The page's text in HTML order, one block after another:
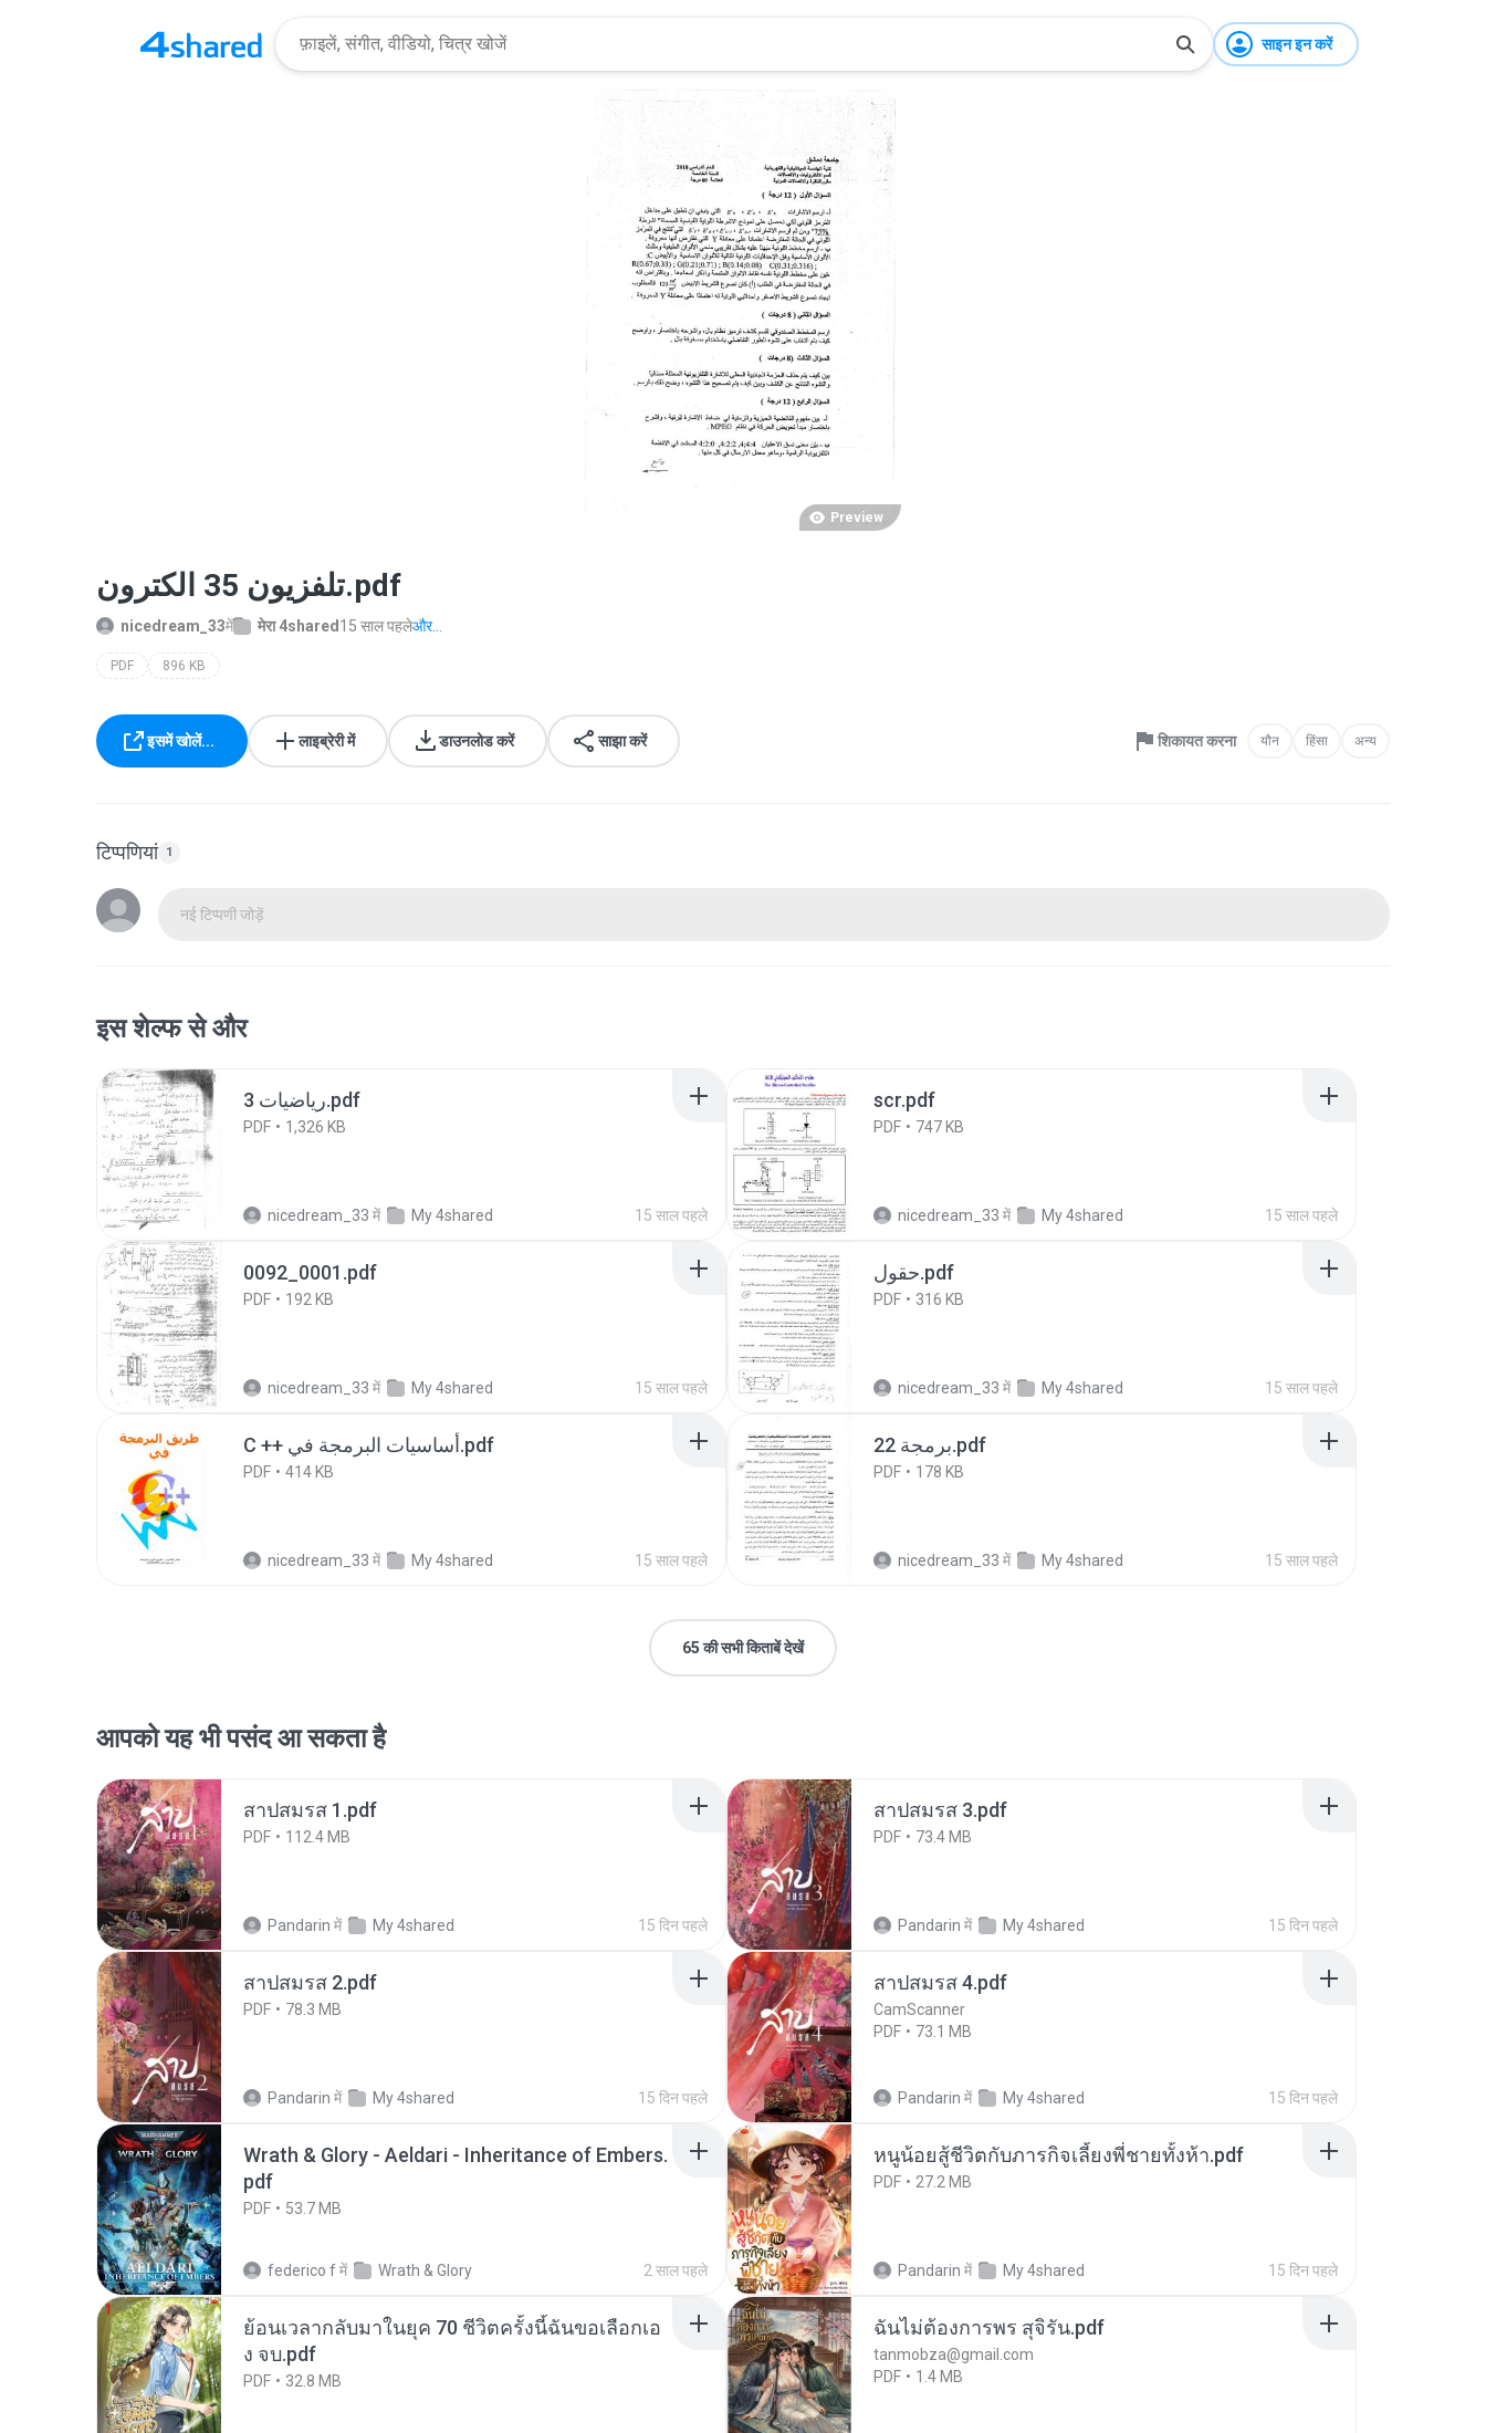
साइन इन करें
Preview
تلفزيون 35 الكترون.pdf
nicedream_33में मेरा 4shared 15 साल पहलेऔर...
PDF 896 KB
इसमें खोलें... लाइब्रेरी में डाउनलोड करें साझा करें शिकायत करना यौन हिंसा अन्य
टिप्पणियां 1
नई टिप्पणी जोड़ें
इस शेल्फ से और
رياضيات 3.pdf
PDF 1,326 KB
nicedream_33 में My 4shared 15 साल पहले
scr.pdf
PDF 747 KB
nicedream_33 में My 4shared 15 साल पहले
0092_0001.pdf
PDF 192 KB
nicedream_33 में My 4shared 15 साल पहले
حقول.pdf
PDF 316 KB
nicedream_33 में My 4shared 15 साल पहले
C ++ أساسيات البرمجة في.pdf
PDF 414 KB
nicedream_33 में My 4shared 15 साल पहले
برمجة 22.pdf
PDF 178 KB
nicedream_33 में My 4shared 15 साल पहले
65 की सभी किताबें देखें
आपको यह भी पसंद आ सकता है
สาปสมรส 1.pdf
PDF 112.4 MB
Pandarin में My 4shared 15 दिन पहले
สาปสมรส 3.pdf
PDF 73.4 MB
Pandarin में My 4shared 15 दिन पहले
สาปสมรส 2.pdf
PDF 78.3 MB
Pandarin में My 4shared 15 दिन पहले
สาปสมรส 4.pdf
CamScanner
PDF
73.1 MB
Pandarin में My 4shared 15 दिन पहले
Wrath & Glory - Aeldari - Inheritance of Embers.
pdf
PDF 53.7 MB
federico fमें Wrath & Glory 2 साल पहले
หนูน้อยสู้ชีวิตกับภารกิจเลี้ยงพี่ชายทั้งห้า.pdf
PDF 27.2 MB
Pandarin में My 4shared 15 दिन पहले
ย้อนเวลากลับมาในยุค 70 ชีวิตครั้งนี้ฉันขอเลือกเอ
ง จบ.pdf
PDF 32.8 MB
ฉันไม่ต้องการพร สุจิรัน.pdf
tanmobza@gmail.com
PDF
1.4 MB